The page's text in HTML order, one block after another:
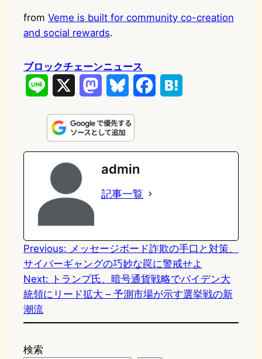
from Veme is built for community co-creation
and social rewards.
ブロックチェーンニュース
n
e
s
t
o
d
n
u
e
s
k
e
k
e
admin
記事一覧
Previous: メッセージボード詐欺の手口と対策、
サイバーギャングの巧妙な罠に警戒せよ
Next: トランプ氏、暗号通貨戦略でバイデン大
統領にリード拡大 – 予測市場が示す選挙戦の新
潮流
検索